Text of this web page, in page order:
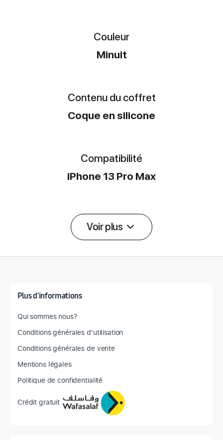
Couleur
Minuit
Contenu du coffret
Coque en silicone
Compatibilité
iPhone 13 Pro Max
Voir plus
Plus d'informations
Qui sommes nous?
Conditions générales d'utilisation
Conditions générales de vente
Mentions légales
Politique de confidentialité
Crédit gratuit